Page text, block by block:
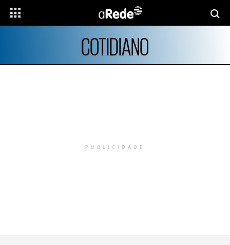
COTIDIANO
PUBLICIDADE